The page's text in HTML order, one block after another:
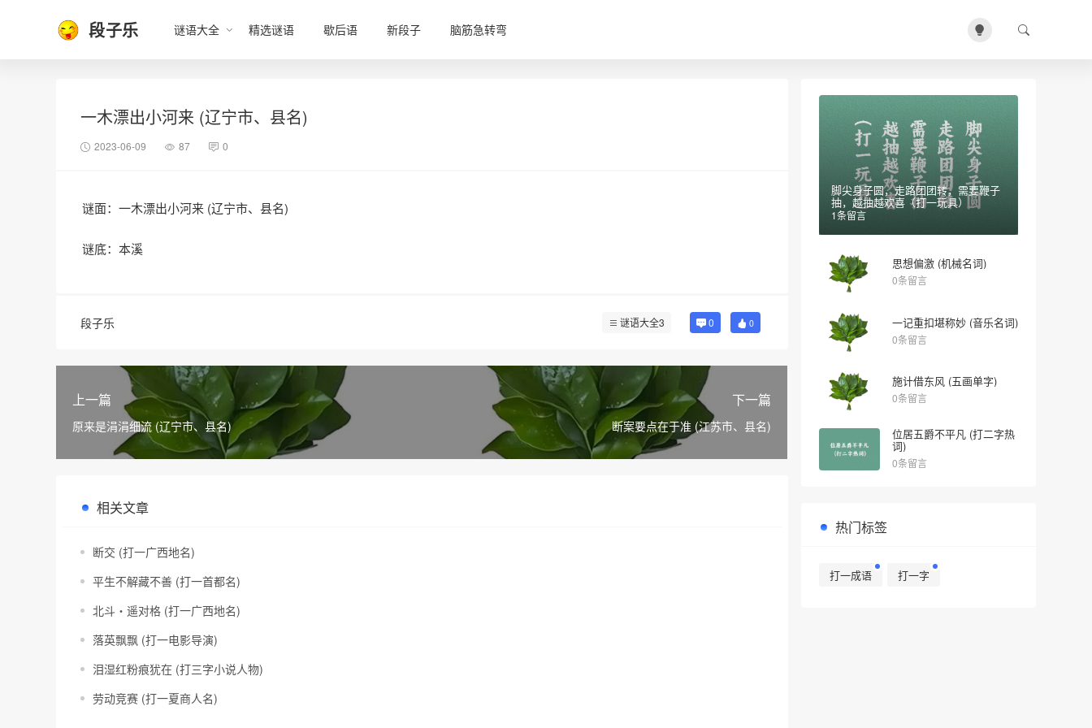
段子乐 谜语大全 精选谜语 歇后语 新段子 脑筋急转弯
一木漂出小河来 (辽宁市、县名)
2023-06-09 87 0
谜面：一木漂出小河来 (辽宁市、县名)
谜底：本溪
段子乐 谜语大全3 0 0
上一篇
原来是涓涓细流 (辽宁市、县名)
下一篇
断案要点在于准 (江苏市、县名)
相关文章
断交 (打一广西地名)
平生不解藏不善 (打一首都名)
北斗・遥对格 (打一广西地名)
落英飘飘 (打一电影导演)
泪湿红粉痕犹在 (打三字小说人物)
劳动竞赛 (打一夏商人名)
脚尖身子圆，走路团团转，需要鞭子
抽，越抽越欢喜（打一玩具）
1条留言
思想偏激 (机械名词)
0条留言
一记重扣堪称妙 (音乐名词)
0条留言
施计借东风 (五画单字)
0条留言
位居五爵不平凡 (打二字热
词)
0条留言
热门标签
打一成语 打一字